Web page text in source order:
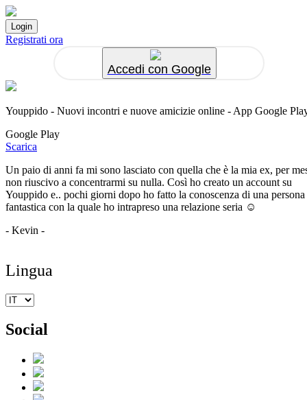
Registrati ora
Accedi con Google
Youppido - Nuovi incontri e nuove amicizie online - App Google
Google Play
Scarica
Un paio di anni fa mi sono lasciato con quella che è la mia ex, per
non riuscivo a concentrarmi su nulla. Così ho creato un account su
Youppido e.. pochi giorni dopo ho fatto la conoscenza di una persona
fantastica con la quale ho intrapreso una relazione seria ☺️
- Kevin -
Lingua
Social